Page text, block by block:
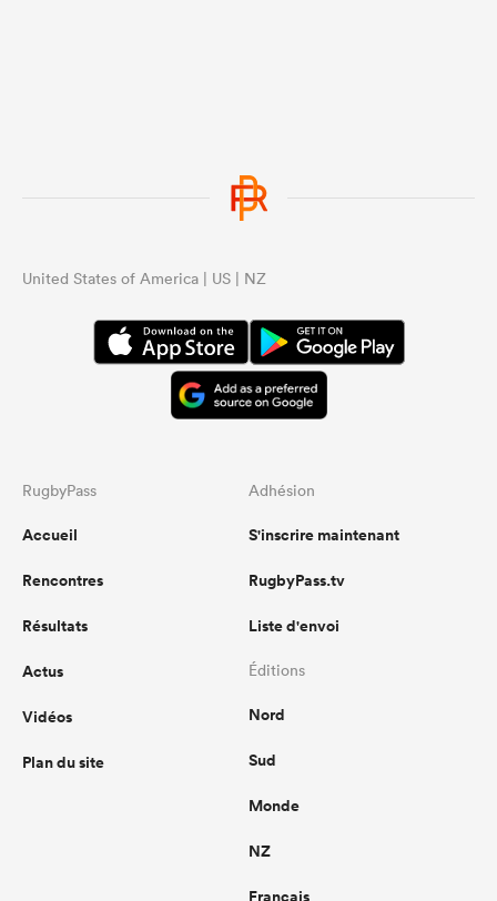
United States of America | US | NZ
RugbyPass
Accueil
Rencontres
Résultats
Actus
Vidéos
Plan du site
Adhésion
S'inscrire maintenant
RugbyPass.tv
Liste d'envoi
Éditions
Nord
Sud
Monde
NZ